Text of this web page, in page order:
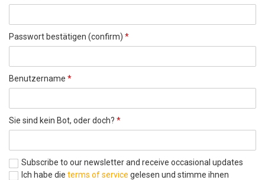
Passwort bestätigen (confirm) *
Benutzername *
Sie sind kein Bot, oder doch? *
Subscribe to our newsletter and receive occasional updates
Ich habe die terms of service gelesen und stimme ihnen